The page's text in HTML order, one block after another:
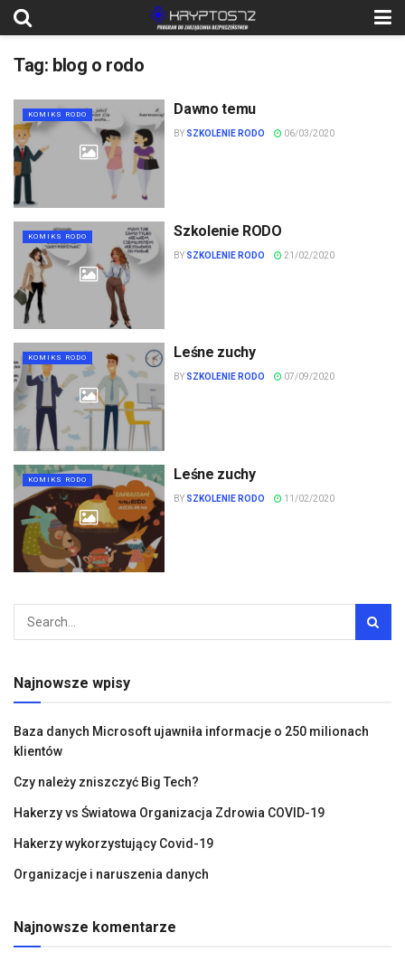
Tag: blog o rodo
KOMIKS RODO Dawno temu
BY SZKOLENIE RODO 06/03/2020
KOMIKS RODO Szkolenie RODO
BY SZKOLENIE RODO 21/02/2020
KOMIKS RODO Leśne zuchy
BY SZKOLENIE RODO 07/09/2020
KOMIKS RODO Leśne zuchy
BY SZKOLENIE RODO 11/02/2020
Najnowsze wpisy
Baza danych Microsoft ujawniła informacje o 250 milionach
klientów
Czy należy zniszczyć Big Tech?
Hakerzy vs Światowa Organizacja Zdrowia COVID-19
Hakerzy wykorzystujący Covid-19
Organizacje i naruszenia danych
Najnowsze komentarze